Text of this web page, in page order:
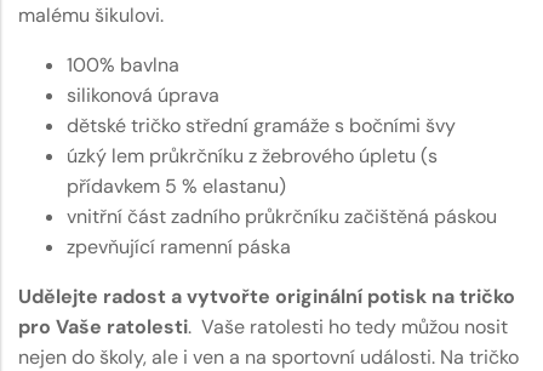
malému šikulovi.
100% bavlna
silikonová úprava
dětské tričko střední gramáže s bočními švy
úzký lem průkrčníku z žebrového úpletu (s
přídavkem 5 % elastanu)
vnitřní část zadního průkrčníku začištěná páskou
zpevňující ramenní páska
Udělejte radost a vytvořte originální potisk na tričko
pro Vaše ratolesti. Vaše ratolesti ho tedy můžou nosit
nejen do školy, ale i ven a na sportovní události. Na tričko